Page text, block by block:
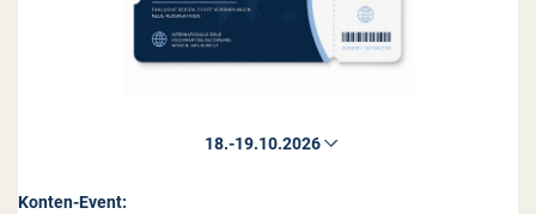
Konten-Event: